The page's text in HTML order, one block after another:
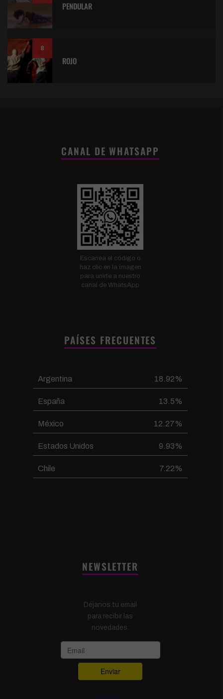
PENDULAR
8
ROJO
CANAL DE WHATSAPP
Escanea el código o
haz clic en la imagen
para unirte a nuestro
canal de WhatsApp
PAÍSES FRECUENTES
Argentina 18.92%
España 13.5%
México 12.27%
Estados Unidos 9.93%
Chile 7.22%
NEWSLETTER
Déjanos tu email
para recibir las
novedades: